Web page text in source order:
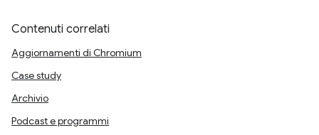
Contenuti correlati
Aggiornamenti di Chromium
Case study
Archivio
Podcast e programmi